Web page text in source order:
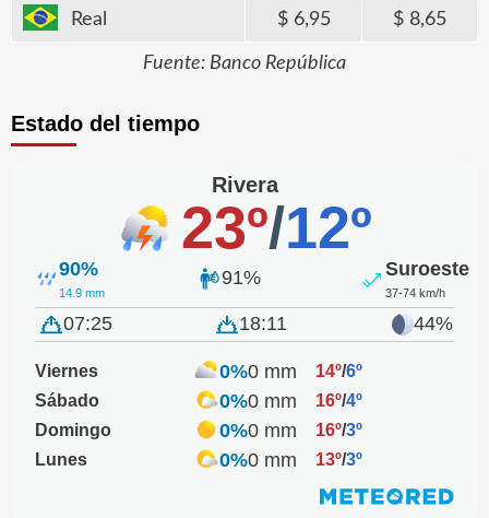
Real 6,95 8,65
Fuente: Banco República
Estado del tiempo
Rivera
23º/12º
90%
14.9 mm
91% Suroeste
37-74 km/h
07:25 18:11 44%
Viernes 0%0 mm 14º/6º
Sábado
0%0 mm 16º/4º
Domingo
0%0 mm 16º/3º
Lunes
0%0 mm 13º/3º